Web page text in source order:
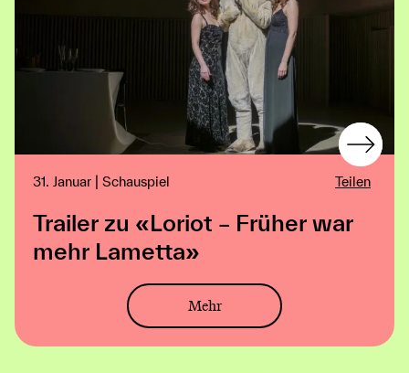
31. Januar | Schauspiel Teilen
Trailer zu «Loriot – Früher war
mehr Lametta»
Mehr